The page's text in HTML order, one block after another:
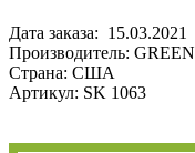
Дата заказа: 15.03.2021
Производитель:
Страна: США
Артикул: SK 1063